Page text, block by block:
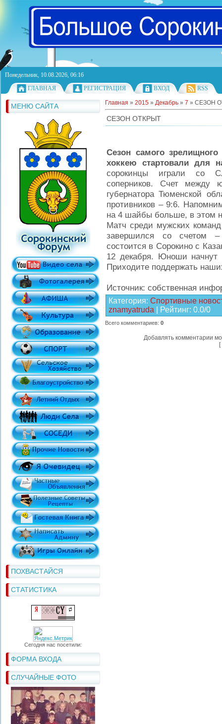
Понедельник, 10.08.2026, 06:16
ГЛАВНАЯ
РЕГИСТРАЦИЯ ВХОД RSS
МЕНЮ САЙТА
ПОХВАСТАЙСЯ
СТАТИСТИКА
Сегодня нас посетили:
ФОРМА ВХОДА
СЛУЧАЙНЫЕ ФОТО
Главная » 2015 » Декабрь » 7 » СЕЗОН
СЕЗОН ОТКРЫТ
Сезон самого
хоккею стартовали для
сорокинцы играли со
соперников. Счет между
губернатора Тюменской
противников – 9:6.
на 4 шайбы больше, в этом
Матч среди мужских
завершился со счетом –
состоится в Сорокино с
12 декабря. Юноши
Приходите поддержать
Источник: собственная
Категория: Спортивные
znamyatruda
Рейтинг: 0.0/0
Всего комментариев: 0
Добавлять комментарии
[